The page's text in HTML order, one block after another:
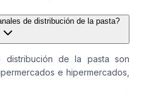
de distribución de la pasta?
distribución de la pasta son
e hipermercados,